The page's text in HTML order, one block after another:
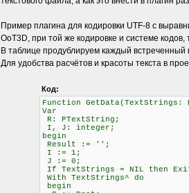
Пример плагина для кодировки UTF-8 с
OoT3D, при той же кодировке и системе
В таблице продублируем каждый
Для удобства расчётов и красоты текста в
Код:
Function
Var
R: PTextString;
I, J: integer;
begin
Result := '';
I := 1; \\ Счётчик
J := 0; \\
If TextStrings = NIL then
With TextStrings^ do
begin